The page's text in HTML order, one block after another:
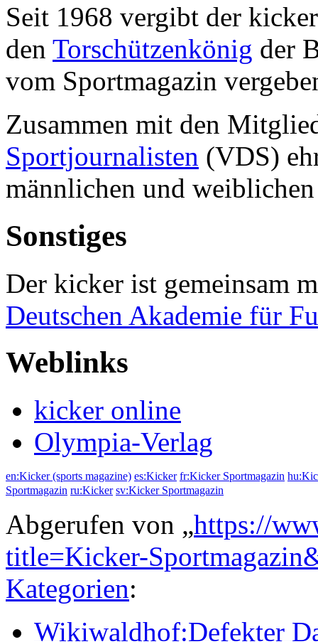
Seit 1968 vergibt der
den Torschützenkönig der
vom Sportmagazin
Zusammen mit den
Sportjournalisten (VDS)
männlichen und
Sonstiges
Der kicker ist gemeinsam
Deutschen Akademie für
Weblinks
kicker online
Olympia-Verlag
en:Kicker (sports magazine) es:Kicker fr:Kicker Sportmagazin
Sportmagazin ru:Kicker sv:Kicker Sportmagazin
Abgerufen von „https://
title=Kicker-
Kategorien:
Wikiwaldhof:Defekter